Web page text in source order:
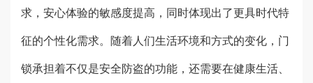
求，安心体验的敏感度提高，同时体现出了更具时代特
征的个性化需求。随着人们生活环境和方式的变化，门
锁承担着不仅是安全防盗的功能，还需要在健康生活、